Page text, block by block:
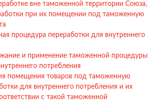
вне таможенной территории Союза,
при их помещении под таможенную
процедура переработки для внутреннего
и применение таможенной процедуры
потребления
помещения товаров под таможенную
для внутреннего потребления и их
с такой таможенной